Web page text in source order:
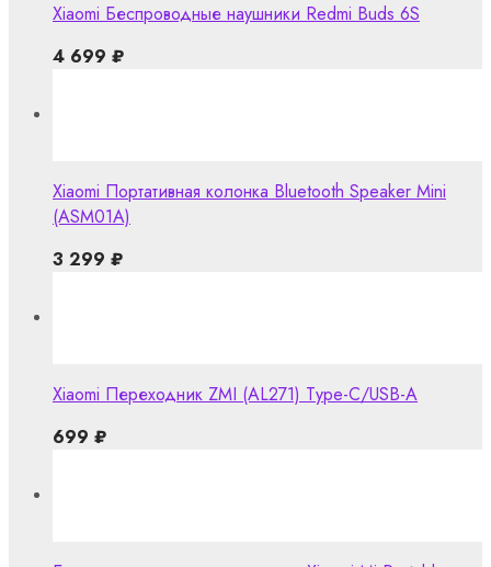
Xiaomi Беспроводные наушники Redmi Buds 6S
4 699 ₽
Xiaomi Портативная колонка Bluetooth Speaker Mini
(ASM01A)
3 299 ₽
Xiaomi Переходник ZMI (AL271) Type-C/USB-A
699 ₽